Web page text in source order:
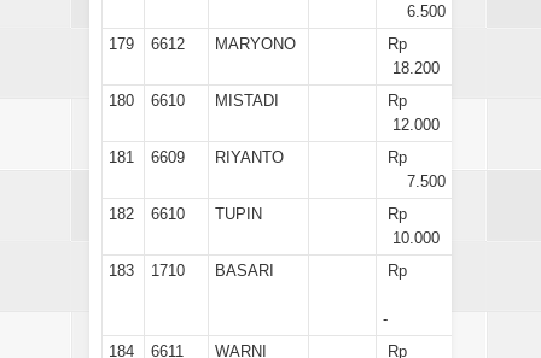
6.500
179
6612 MARYONO
Rp
18.200
180
6610 MISTADI
Rp
12.000
181
6609 RIYANTO
Rp
7.500
182
6610 TUPIN
Rp
10.000
183
1710 BASARI Rp
-
184
6611 WARNI Rp